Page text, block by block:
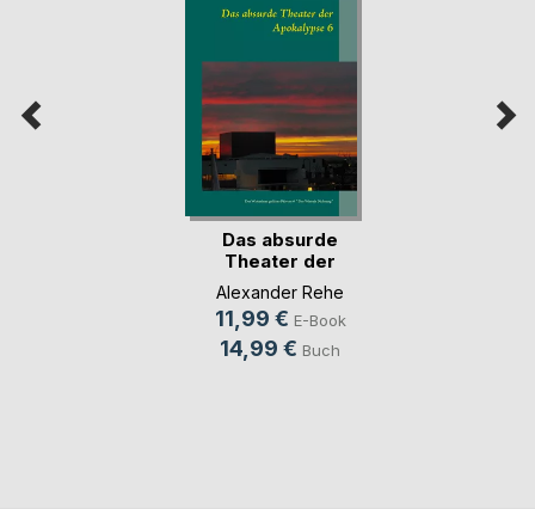
Das absurde
Theater der
Apokalypse 6
Alexander Rehe
11,99 € E-Book
14,99 € Buch